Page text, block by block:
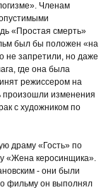
Членам
«Простая смерть»
был бы положен «на
не запретили, но даже
где она была
режиссером на
произошли изменения
с художником по
драму «Гость» по
«Жена керосинщика».
- они были
фильму он выполнял